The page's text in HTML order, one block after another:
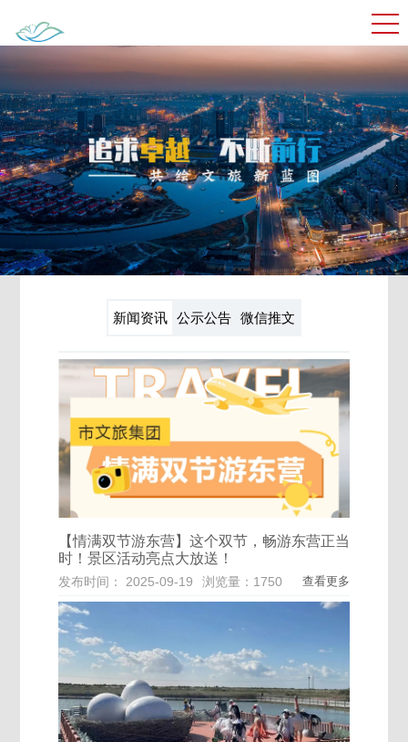
新闻资讯 公示公告 微信推文
【情满双节游东营】这个双节，畅游东营正当
时！景区活动亮点大放送！
发布时间： 2025-09-19 浏览量：1750 查看更多